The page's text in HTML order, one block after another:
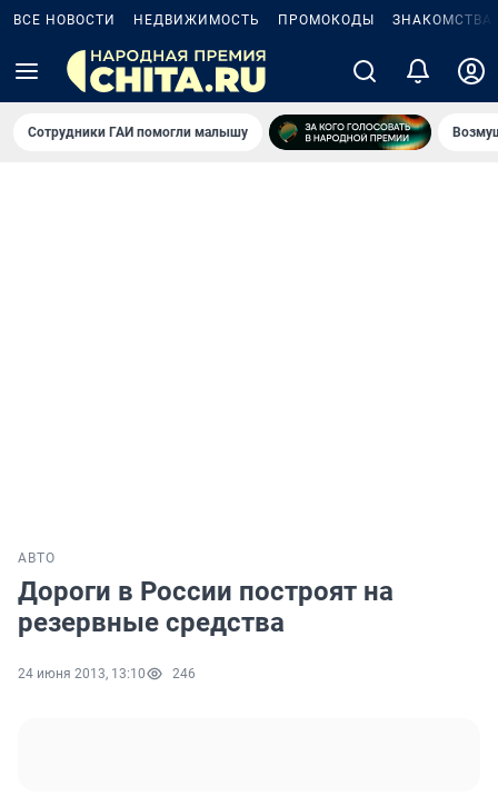
ВСЕ НОВОСТИ НЕДВИЖИМОСТЬ ПРОМОКОДЫ ЗНАКОМСТВА
Сотрудники ГАИ помогли малышу
АВТО
Дороги в России построят на
резервные средства
24 июня 2013, 13:10 246